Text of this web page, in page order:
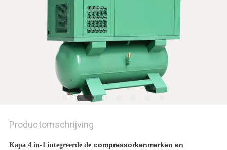
Productomschrijving
Kapa 4 in-1 integreerde de compressorkenmerken en